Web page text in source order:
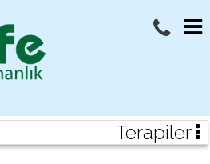
Terapiler